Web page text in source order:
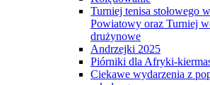
Turniej tenisa stołowego
Powiatowy oraz Turniej
drużynowe
Andrzejki 2025
Piórniki dla Afryki-
Ciekawe wydarzenia z